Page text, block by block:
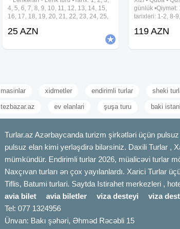
4, 5, 6, 7, 8, 9, 10, 11, 12, 13, 14, 15,
16, 17, 18, 19, 20, 21, 22, 23, 24, 25,
• Ekonom paket - 25 azn • Standart
25 AZN
günlük •Qiymət:
tarixləri: 1-2, 8-
- Altıağac (giriş:
119 AZN
masinlar xidmetler endirimli turlar sheki
tezbazar.az ev elanlari şuşa turu baki
Turlar.az Azərbaycanda turizm şirkətləri üçün
pulsuz elan kimi yerləşdirə bilərsiniz. Daxili Turlar ,
mümkündür. Endirimli turlar 2026, müalicəvi turlar
Naxçıvan turları ən çox yayılanlardı. Xarici Turlar
Tiflis, Batumi turlari. Saytda Istirahet merkezleri ,
avia bilet
avia biletler viza desteyi
viza
Tel: 077 1324956
Ünvan: Bakı şəhəri, Əhməd Rəcəbli 15